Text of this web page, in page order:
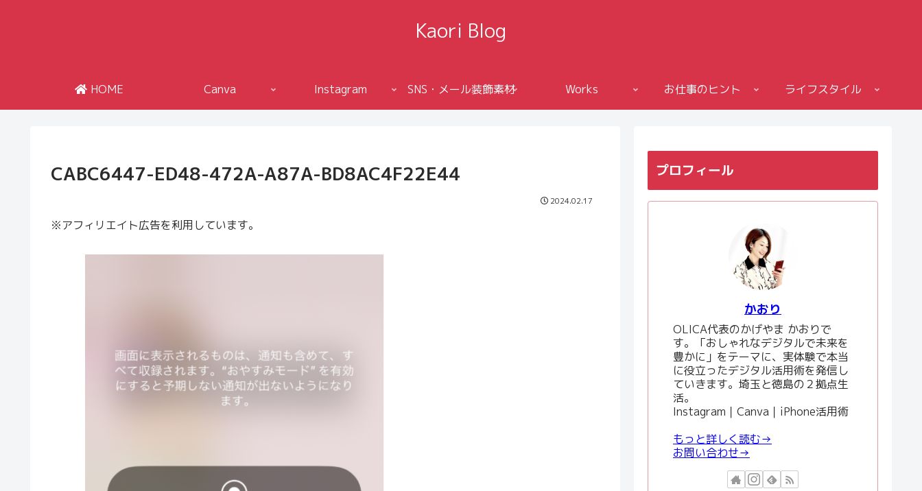
Kaori Blog
HOME Canva Instagram SNS・メール装飾素材 Works お仕事のヒント ライフスタイル
CABC6447-ED48-472A-A87A-BD8AC4F22E44
2024.02.17
※アフィリエイト広告を利用しています。
プロフィール
かおり
OLICA代表のかげやま かおりで
す。「おしゃれなデジタルで未来を
豊かに」をテーマに、実体験で本当
に役立ったデジタル活用術を発信し
ていきます。埼玉と徳島の２拠点生
活。
Instagram｜Canva｜iPhone活用術
もっと詳しく読む→
お問い合わせ→